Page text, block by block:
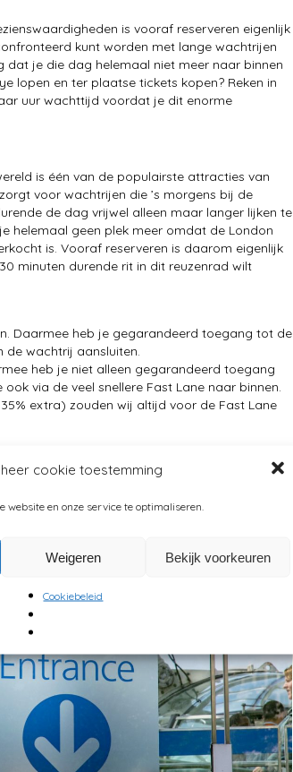
cookie toestemming
website en onze service te optimaliseren.
Weigeren Bekijk voorkeuren
Cookiebeleid
is vooraf reserveren eigenlijk
kunt worden met lange wachtrijen
dat je die dag helemaal niet meer naar binnen
lopen en ter plaatse tickets kopen? Reken in
uur wachttijd voordat je dit enorme
is één van de populairste attracties van
voor wachtrijen die ’s morgens bij de
de dag vrijwel alleen maar langer lijken te
helemaal geen plek meer omdat de London
is. Vooraf reserveren is daarom eigenlijk
minuten durende rit in dit reuzenrad wilt
Daarmee heb je gegarandeerd toegang tot de
de wachtrij aansluiten.
heb je niet alleen gegarandeerd toegang
via de veel snellere Fast Lane naar binnen.
extra) zouden wij altijd voor de Fast Lane
London Eye via internet
de London Eye via internet